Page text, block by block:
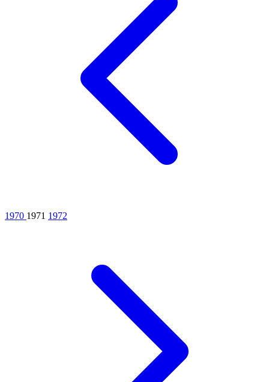
1970 1971 1972